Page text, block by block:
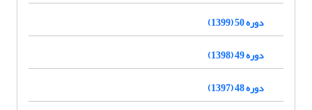
دوره 50 (1399)
دوره 49 (1398)
دوره 48 (1397)